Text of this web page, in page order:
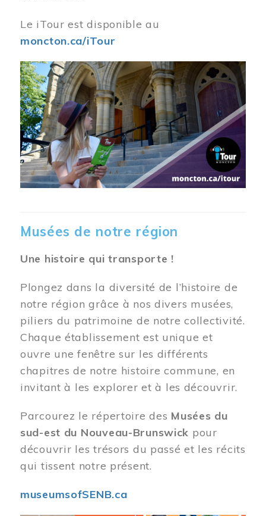
Le iTour est disponible au
moncton.ca/iTour
Musées de notre région
Une histoire qui transporte !
Plongez dans la diversité de l’histoire de
notre région grâce à nos divers musées,
piliers du patrimoine de notre collectivité.
Chaque établissement est unique et
ouvre une fenêtre sur les différents
chapitres de notre histoire commune, en
invitant à les explorer et à les découvrir.
Parcourez le répertoire des Musées du
sud-est du Nouveau-Brunswick pour
découvrir les trésors du passé et les récits
qui tissent notre présent.
museumsofSENB.ca